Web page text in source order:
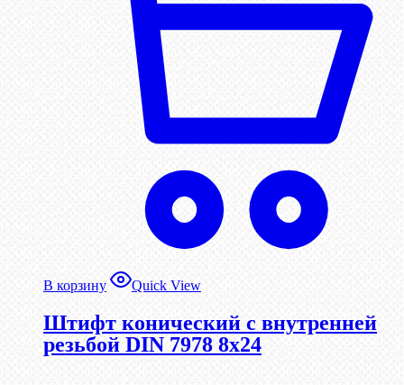
В корзину Quick View
Штифт конический с внутренней
резьбой DIN 7978 8х24